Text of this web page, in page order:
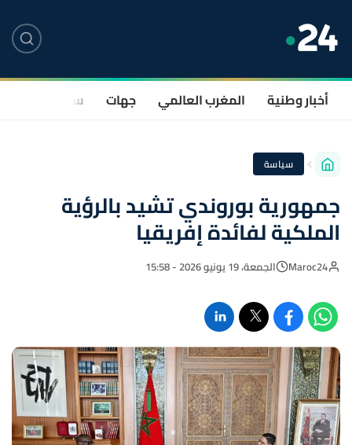
أخبار وطنية المغرب العالمي جهات سياسة
سياسة
جمهورية بوروندي تشيد بالرؤية
الملكية لفائدة إفريقيا
Maroc24 الجمعة، 19 يونيو 2026 - 15:58